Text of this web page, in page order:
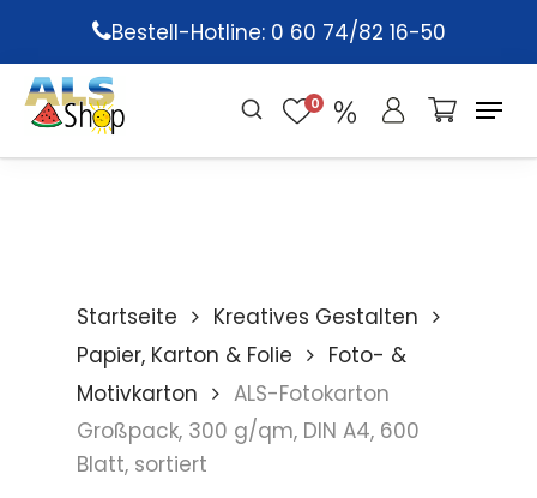
main
content
Bestell-Hotline: 0 60 74/82 16-50
0
Startseite
Kreatives Gestalten
Papier, Karton & Folie
Foto- &
Motivkarton
ALS-Fotokarton
Großpack, 300 g/qm, DIN A4, 600
Blatt, sortiert